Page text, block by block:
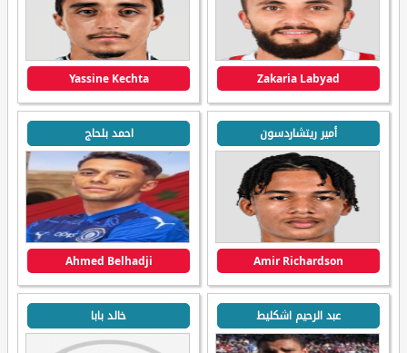
Zakaria Labyad
Yassine Kechta
أمير ريتشاردسون
Amir Richardson
احمد بلحاج
Ahmed Belhadji
عبد الرحيم اشكليط خالد بابا